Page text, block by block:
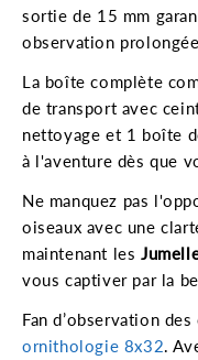
sortie de 15 mm
observation
La boîte complète
de transport avec
nettoyage et 1 boîte
à l'aventure dès que
Ne manquez pas
oiseaux avec une
maintenant les
vous captiver par la
Fan d’observation
ornithologie 8x32.